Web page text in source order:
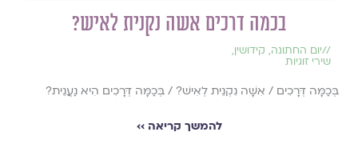
בכמה דרכים אשה נקנית לאיש?
//יום החתונה, קידושין,
שירי זוגיות
בְּכַמָּה דְּרָכִים / אִשָּׁה נִקְנֵית לְאִישׁ? / בְּכַמָּה דְּרָכִים הִיא נַעֲנֵית?
להמשך קריאה ››